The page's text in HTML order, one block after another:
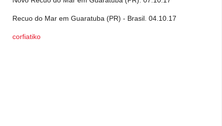
Recuo do Mar em Guaratuba (PR) - Brasil. 04.10.17
corfiatiko